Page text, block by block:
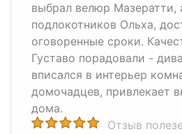
выбрал велюр Мазератти,
подлокотников Ольха,
оговоренные сроки.
Густаво порадовали -
вписался в интерьер
домочадцев, привлекает
дома.
Отзыв